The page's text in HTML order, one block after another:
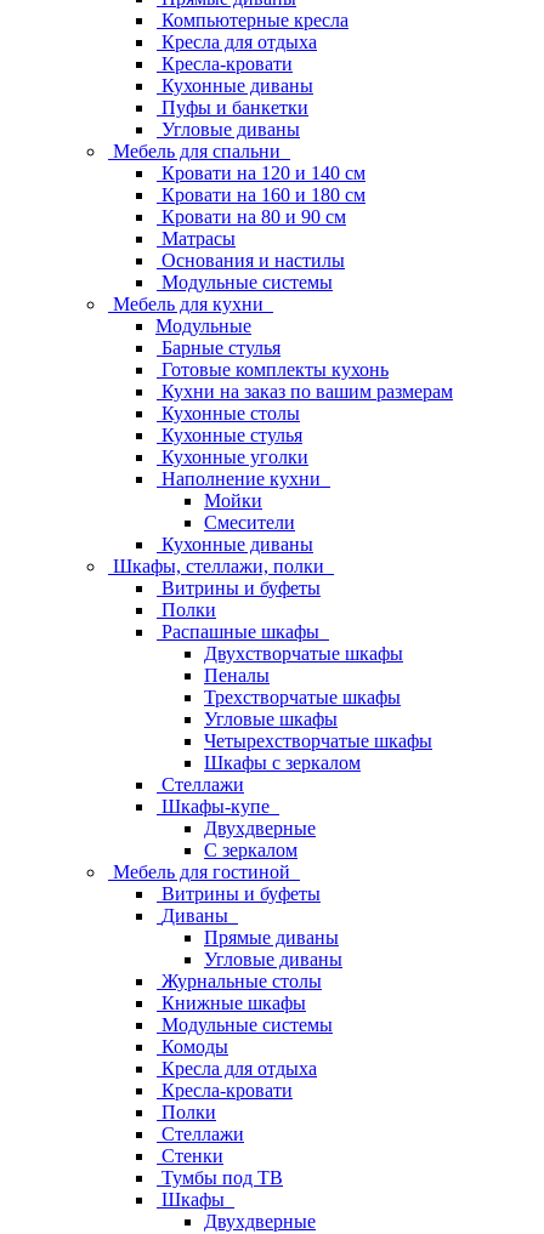
Компьютерные кресла
Кресла для отдыха
Кресла-кровати
Кухонные диваны
Пуфы и банкетки
Угловые диваны
Мебель для спальни
Кровати на 120 и 140 см
Кровати на 160 и 180 см
Кровати на 80 и 90 см
Матрасы
Основания и настилы
Модульные системы
Мебель для кухни
Модульные
Барные стулья
Готовые комплекты кухонь
Кухни на заказ по вашим размерам
Кухонные столы
Кухонные стулья
Кухонные уголки
Наполнение кухни
Мойки
Смесители
Кухонные диваны
Шкафы, стеллажи, полки
Витрины и буфеты
Полки
Распашные шкафы
Двухстворчатые шкафы
Пеналы
Трехстворчатые шкафы
Угловые шкафы
Четырехстворчатые шкафы
Шкафы с зеркалом
Стеллажи
Шкафы-купе
Двухдверные
С зеркалом
Мебель для гостиной
Витрины и буфеты
Диваны
Прямые диваны
Угловые диваны
Журнальные столы
Книжные шкафы
Модульные системы
Комоды
Кресла для отдыха
Кресла-кровати
Полки
Стеллажи
Стенки
Тумбы под ТВ
Шкафы
Двухдверные